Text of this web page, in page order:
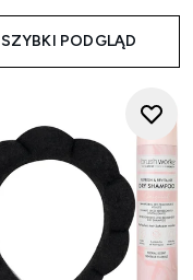
SZYBKI PODGLĄD